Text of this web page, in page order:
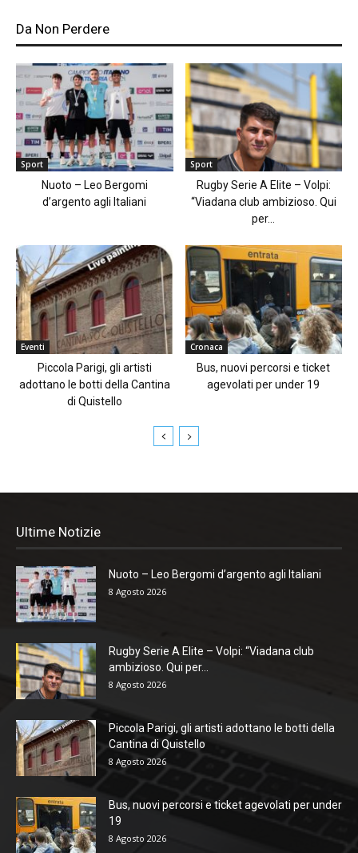
Da Non Perdere
Sport
Nuoto – Leo Bergomi
d’argento agli Italiani
Sport
Rugby Serie A Elite – Volpi:
“Viadana club ambizioso. Qui
per...
Eventi
Piccola Parigi, gli artisti
adottano le botti della Cantina
di Quistello
Cronaca
Bus, nuovi percorsi e ticket
agevolati per under 19
Ultime Notizie
Nuoto – Leo Bergomi d’argento agli Italiani
8 Agosto 2026
Rugby Serie A Elite – Volpi: “Viadana club
ambizioso. Qui per...
8 Agosto 2026
Piccola Parigi, gli artisti adottano le botti della
Cantina di Quistello
8 Agosto 2026
Bus, nuovi percorsi e ticket agevolati per under
19
8 Agosto 2026